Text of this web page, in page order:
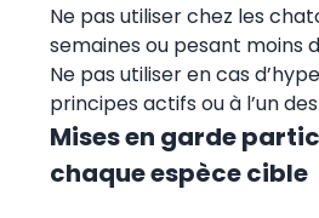
Ne pas utiliser chez les
semaines ou pesant moins
Ne pas utiliser en cas
principes actifs ou à l’un
Mises en garde
chaque espèce cible